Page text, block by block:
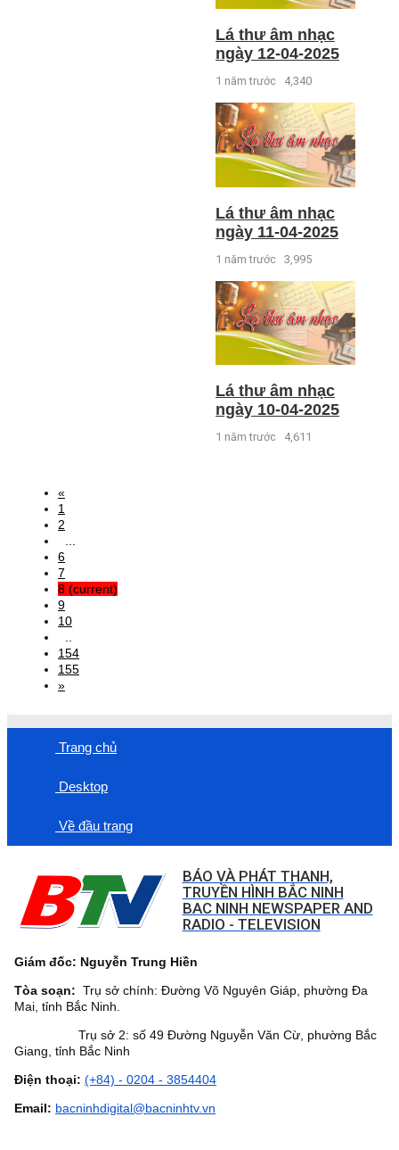
Lá thư âm nhạc
ngày 12-04-2025
1 năm trước 4,340
Lá thư âm nhạc
ngày 11-04-2025
1 năm trước 3,995
Lá thư âm nhạc
ngày 10-04-2025
1 năm trước 4,611
«
1
2
...
6
7
8 (current)
9
10
..
154
155
»
Trang chủ
Desktop
Về đầu trang
BÁO VÀ PHÁT THANH,
TRUYỀN HÌNH BẮC NINH
BAC NINH NEWSPAPER AND
RADIO - TELEVISION
Giám đốc: Nguyễn Trung Hiền
Tòa soạn: Trụ sở chính: Đường Võ Nguyên Giáp, phường Đa
Mai, tỉnh Bắc Ninh.
Trụ sở 2: số 49 Đường Nguyễn Văn Cừ, phường Bắc
Giang, tỉnh Bắc Ninh
Điện thoại: (+84) - 0204 - 3854404
Email: bacninhdigital@bacninhtv.vn